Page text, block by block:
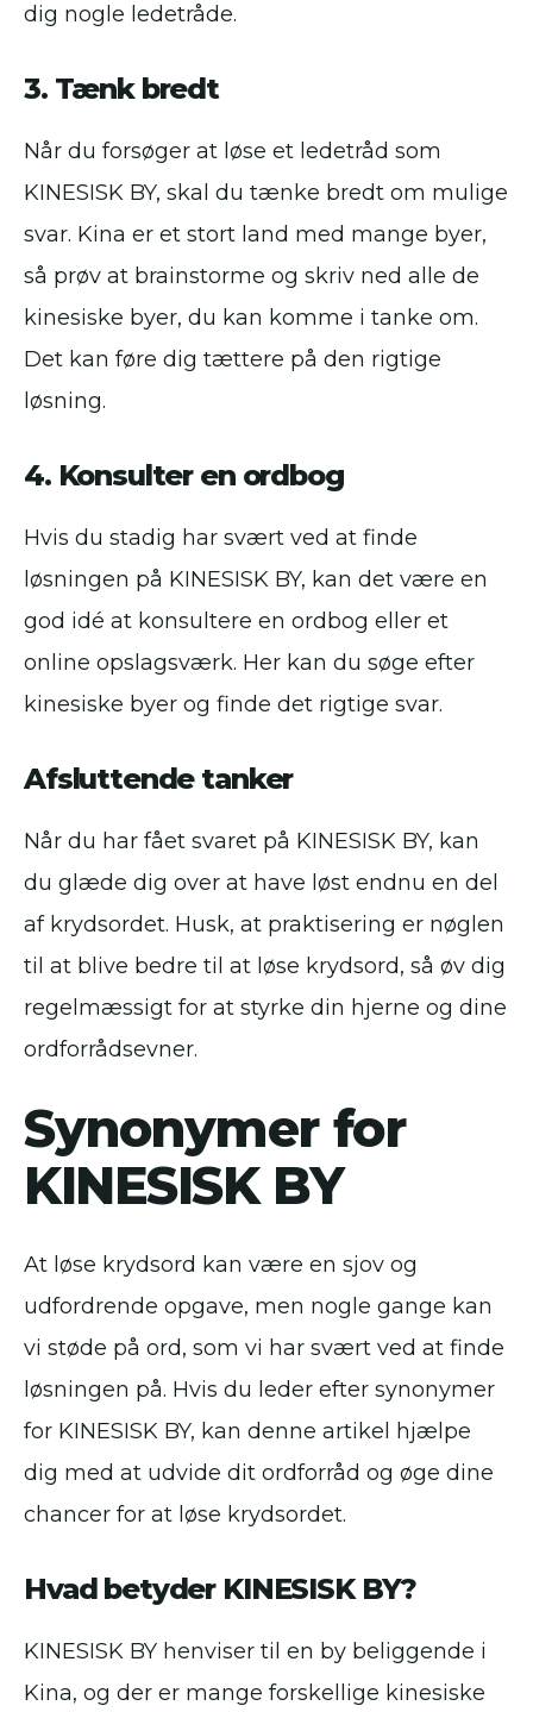
dig nogle ledetråde.
3. Tænk bredt
Når du forsøger at løse et ledetråd som
KINESISK BY, skal du tænke bredt om mulige
svar. Kina er et stort land med mange byer,
så prøv at brainstorme og skriv ned alle de
kinesiske byer, du kan komme i tanke om.
Det kan føre dig tættere på den rigtige
løsning.
4. Konsulter en ordbog
Hvis du stadig har svært ved at finde
løsningen på KINESISK BY, kan det være en
god idé at konsultere en ordbog eller et
online opslagsværk. Her kan du søge efter
kinesiske byer og finde det rigtige svar.
Afsluttende tanker
Når du har fået svaret på KINESISK BY, kan
du glæde dig over at have løst endnu en del
af krydsordet. Husk, at praktisering er nøglen
til at blive bedre til at løse krydsord, så øv dig
regelmæssigt for at styrke din hjerne og dine
ordforrådsevner.
Synonymer for
KINESISK BY
At løse krydsord kan være en sjov og
udfordrende opgave, men nogle gange kan
vi støde på ord, som vi har svært ved at finde
løsningen på. Hvis du leder efter synonymer
for KINESISK BY, kan denne artikel hjælpe
dig med at udvide dit ordforråd og øge dine
chancer for at løse krydsordet.
Hvad betyder KINESISK BY?
KINESISK BY henviser til en by beliggende i
Kina, og der er mange forskellige kinesiske